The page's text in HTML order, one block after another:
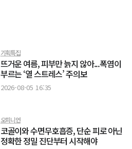
기획특집
뜨거운 여름, 피부만 늙지 않아...폭염이
부르는 ‘열 스트레스’ 주의보
2026-08-05 16:35
오피니언
코골이와 수면무호흡증, 단순 피로 아닌
정확한 정밀 진단부터 시작해야